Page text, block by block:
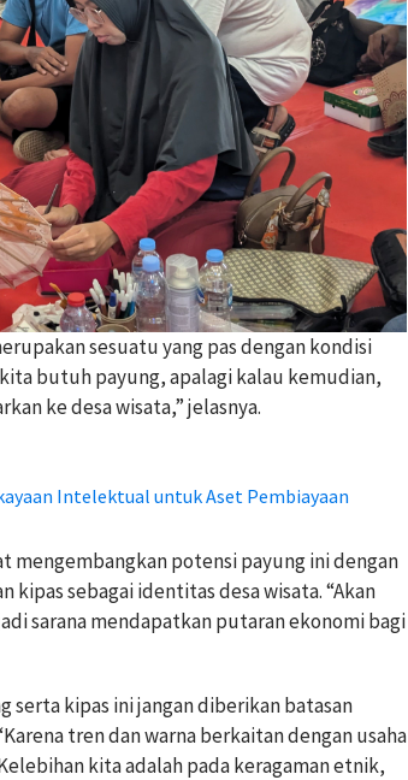
sesuatu yang pas dengan kondisi
butuh payung, apalagi kalau kemudian,
ke desa wisata,” jelasnya.
Intelektual untuk Aset Pembiayaan
mengembangkan potensi payung ini dengan
kipas sebagai identitas desa wisata. “Akan
sarana mendapatkan putaran ekonomi bagi
serta kipas ini jangan diberikan batasan
tren dan warna berkaitan dengan usaha
kita adalah pada keragaman etnik,